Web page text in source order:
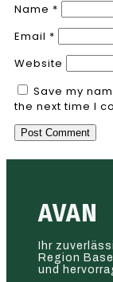
Name *
Email *
Website
Save my
the next time I
AVAN
Ihr
Region
und